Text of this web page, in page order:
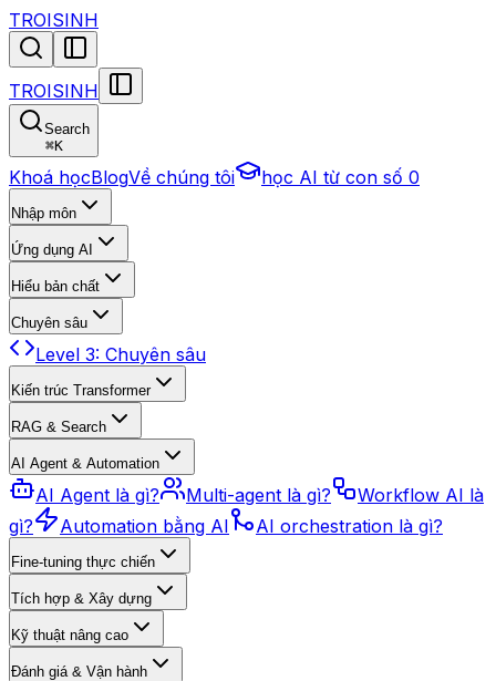
TROISINH
TROISINH
Search
⌘K
Khoá họcBlogVề chúng tôi học AI từ con số 0
Nhập môn
Ứng dụng AI
Hiểu bản chất
Chuyên sâu
Level 3: Chuyên sâu
Kiến trúc Transformer
RAG & Search
AI Agent & Automation
AI Agent là gì? Multi-agent là gì?
Workflow AI là
gì?
Automation bằng AI AI orchestration là gì?
Fine-tuning thực chiến
Tích hợp & Xây dựng
Kỹ thuật nâng cao
Đánh giá & Vận hành